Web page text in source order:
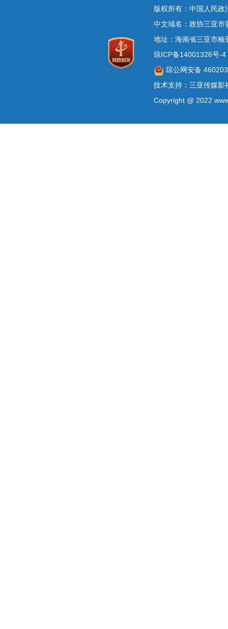
版权所有：中国人民
中文域名：政协三亚市
地址：海南省三亚市榆
琼ICP备14001326号-4
琼公网安备
技术支持：三亚传媒影
Copyright @ 2022